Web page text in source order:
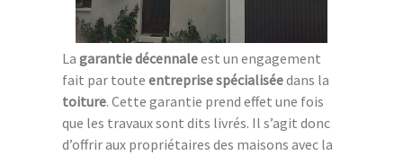
La garantie décennaleest un engagement
fait par toute entreprise spécialiséedans la
toiture. Cette garantie prend effet une fois
que les travaux sont dits livrés. Il s’agit donc
d’offrir aux propriétaires des maisons avec la